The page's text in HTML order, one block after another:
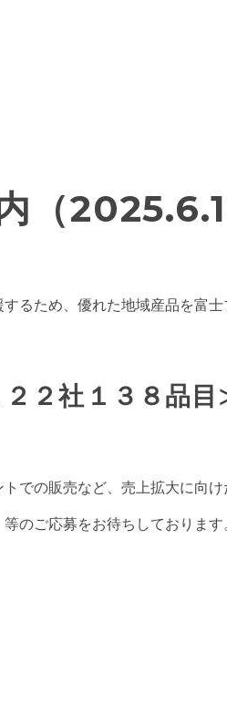
（
ため、優れた地域産品を富士
２社１３８品
での販売など、売上拡大に向け
のご応募をお待ちしております